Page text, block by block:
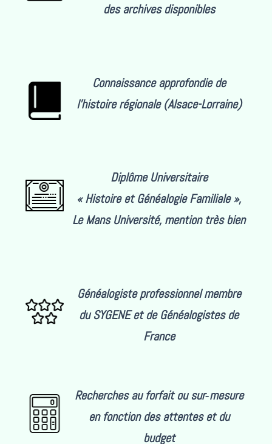
des archives disponibles
Connaissance approfondie de
l’histoire régionale (Alsace-Lorraine)
Diplôme Universitaire
« Histoire et Généalogie Familiale »,
Le Mans Université, mention très bien
Généalogiste professionnel membre
du SYGENE et de Généalogistes de
France
Recherches au forfait ou sur‑mesure
en fonction des attentes et du
budget